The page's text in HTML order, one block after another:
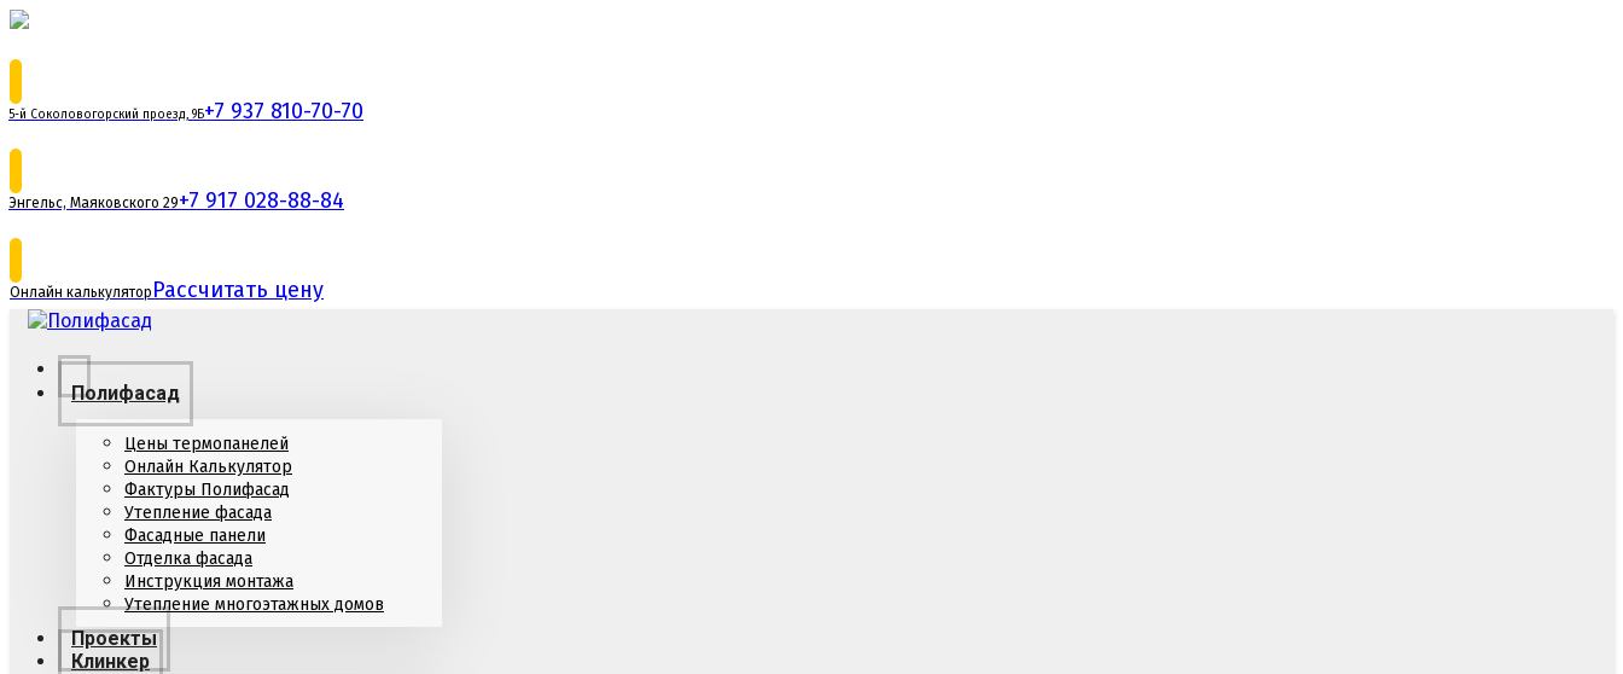
5-й Соколовогорский проезд, 9Б+7 937 810-70-70
Энгельс, Маяковского 29+7 917 028-88-84
Онлайн калькулятор Рассчитать цену
Полифасад
Цены термопанелей
Онлайн Калькулятор
Фактуры Полифасад
Утепление фасада
Фасадные панели
Отделка фасада
Инструкция монтажа
Утепление многоэтажных домов
Проекты
Клинкер